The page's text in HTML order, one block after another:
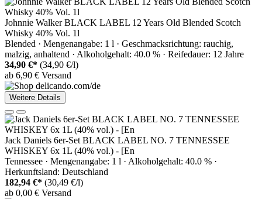
Johnnie Walker BLACK LABEL 12 Years Old Blended Scotch
Whisky 40% Vol. 1l
Blended · Mengenangabe: 1 l · Geschmacksrichtung: rauchig,
malzig, anhaltend · Alkoholgehalt: 40.0 % · Reifedauer: 12 Jahre
34,90 €* (34,90 €/l)
ab 6,90 € Versand
Weitere Details
Jack Daniels 6er-Set BLACK LABEL NO. 7 TENNESSEE
WHISKEY 6x 1L (40% vol.) - [En
Tennessee · Mengenangabe: 1 l · Alkoholgehalt: 40.0 % ·
Herkunftsland: Deutschland
182,94 €* (30,49 €/l)
ab 0,00 € Versand